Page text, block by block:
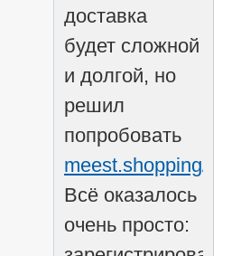
доставка
будет сложной
и долгой, но
решил
попробовать
meest.shopping/kz/
Всё оказалось
очень просто: